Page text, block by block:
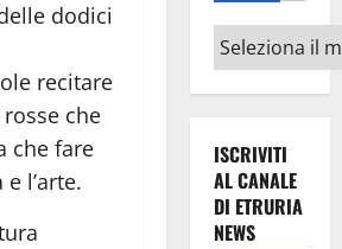
dodici
recitare
che
che fare
l’arte.
Archivi
ISCRIVITI
AL CANALE
DI ETRURIA
NEWS